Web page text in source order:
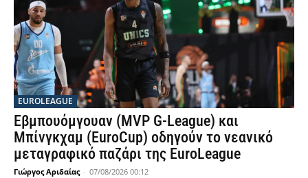
EUROLEAGUE
Εβμπουόμγουαν (MVP G-League) και
Μπίνγκχαμ (EuroCup) οδηγούν το νεανικό
μεταγραφικό παζάρι της EuroLeague
Γιώργος Αριδαίας - 07/08/2026 00:12